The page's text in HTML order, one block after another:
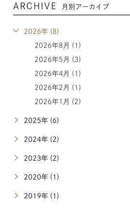
ARCHIVE 月別アーカイブ
2026年 (8)
2026年8月 (1)
2026年5月 (3)
2026年4月 (1)
2026年2月 (1)
2026年1月 (2)
2025年 (6)
2024年 (2)
2023年 (2)
2020年 (1)
2019年 (1)